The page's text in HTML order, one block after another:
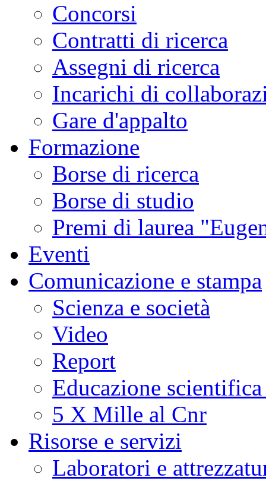
Concorsi
Contratti di ricerca
Assegni di ricerca
Incarichi di
Gare d'appalto
Formazione
Borse di ricerca
Borse di studio
Premi di laurea
Eventi
Comunicazione e stampa
Scienza e società
Video
Report
Educazione
5 X Mille al Cnr
Risorse e servizi
Laboratori e